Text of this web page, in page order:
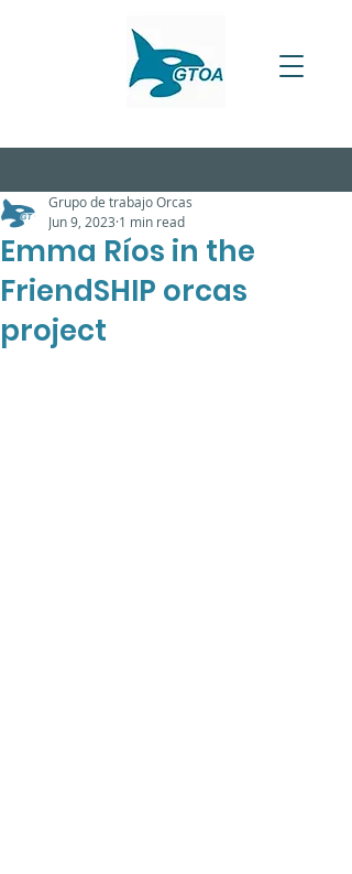
Emma Ríos in the
FriendSHIP orcas
project
Grupo de trabajo Orcas
Jun 9, 2023 1 min read